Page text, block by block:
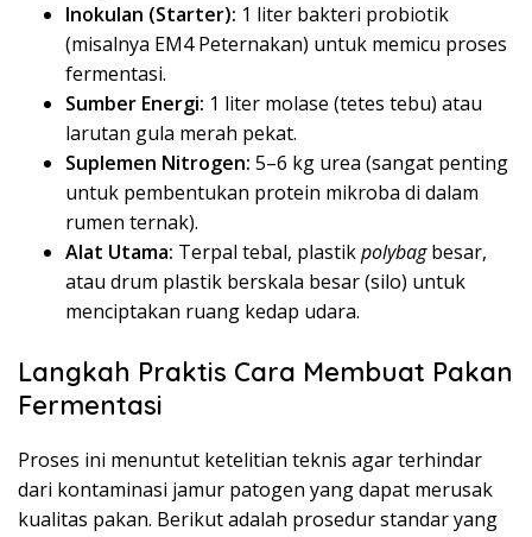
Inokulan (Starter): 1 liter bakteri probiotik
(misalnya EM4 Peternakan) untuk memicu proses
fermentasi.
Sumber Energi: 1 liter molase (tetes tebu) atau
larutan gula merah pekat.
Suplemen Nitrogen: 5–6 kg urea (sangat penting
untuk pembentukan protein mikroba di dalam
rumen ternak).
Alat Utama: Terpal tebal, plastikpolybagbesar,
atau drum plastik berskala besar (silo) untuk
menciptakan ruang kedap udara.
Langkah Praktis Cara Membuat Pakan
Fermentasi
Proses ini menuntut ketelitian teknis agar terhindar
dari kontaminasi jamur patogen yang dapat merusak
kualitas pakan. Berikut adalah prosedur standar yang